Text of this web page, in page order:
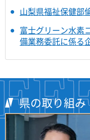
山梨県福祉保健部
富士グリーン水素
備業務委託に係る
県の取り組み